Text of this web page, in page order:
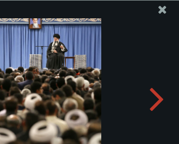
پایگاه اطلاع رسانی دفتر مقام معظم رهبری
وجوهات
دیدار هزاران تن از قشرهای مختلف مردم